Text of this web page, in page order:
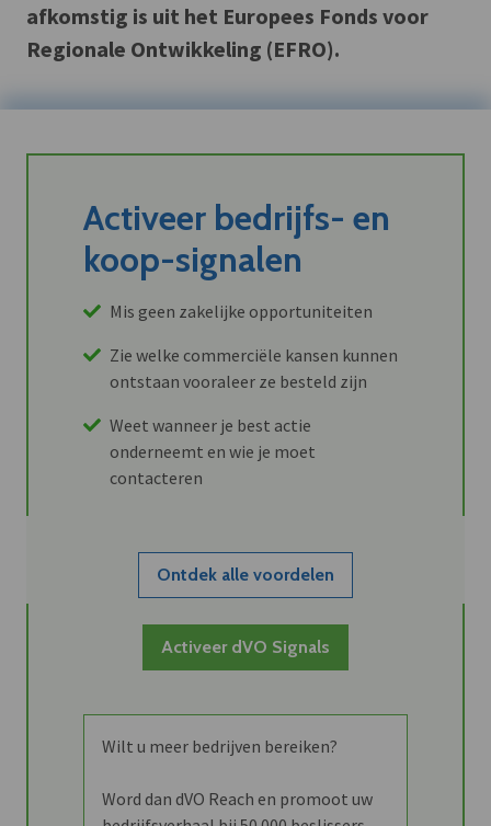
afkomstig is uit het Europees Fonds voor
Regionale Ontwikkeling (EFRO).
Activeer bedrijfs- en
koop-signalen
Mis geen zakelijke opportuniteiten
Zie welke commerciële kansen kunnen
ontstaan vooraleer ze besteld zijn
Weet wanneer je best actie
onderneemt en wie je moet
contacteren
Ontdek alle voordelen
Activeer dVO Signals
Wilt u meer bedrijven bereiken?
Word dan dVO Reach en promoot uw